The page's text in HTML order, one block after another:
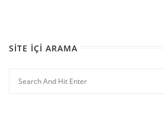
SITE İÇI ARAMA